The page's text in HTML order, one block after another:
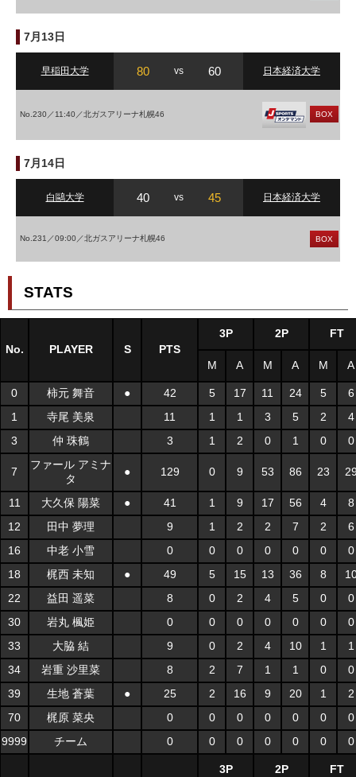
7月13日
早稲田大学 80 vs 60 日本経済大学
No.230／11:40／北ガスアリーナ札幌46 BOX
7月14日
白鷗大学 40 vs 45 日本経済大学
No.231／09:00／北ガスアリーナ札幌46 BOX
STATS
No. PLAYER S PTS
3P 2P FT
M A M A M A
0 柿元 舞音 ● 42 5 17 11 24 5
6
1
寺尾 美泉 11 1 1 3 5 2
4
3
仲 珠鶴 3 1 2 0 1 0 0
7
ファール アミナ
タ
● 129 0 9 53 86 23
11 大久保 陽菜 ● 41 1 9 17 56 4
8
12
田中 夢理 9 1 2 2 7 2
6
16
中老 小雪 0 0 0 0 0 0
0
18
梶西 未知 ● 49 5 15 13 36 8
22
益田 遥菜 8 0 2 4 5 0
0
30
岩丸 楓姫 0 0 0 0 0 0
0
33
大脇 結 9 0 2 4 10 1
1
34
岩重 沙里菜 8 2 7 1 1 0
0
39
生地 蒼葉 ● 25 2 16 9 20 1
2
70
梶原 菜央 0 0 0 0 0 0
0
9999
チーム 0 0 0 0 0 0 0
3P 2P FT